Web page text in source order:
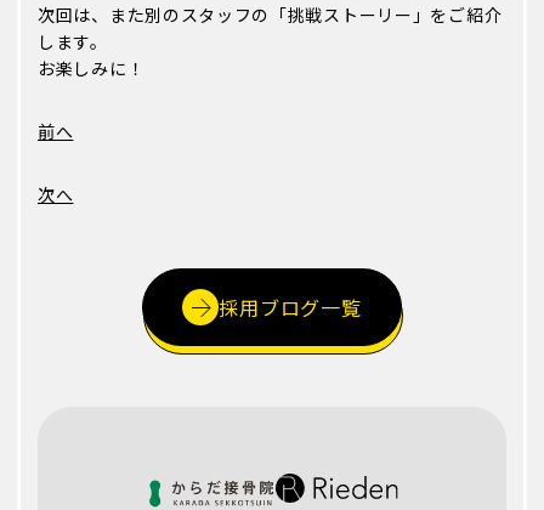
次回は、また別のスタッフの「挑戦ストーリー」をご紹介
します。
お楽しみに！
前へ
次へ
採用ブログ一覧